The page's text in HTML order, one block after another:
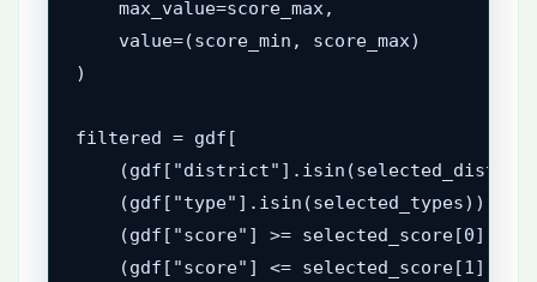
    max_value=score_max,
    value=(score_min, score_max)
)
filtered = gdf[
    (gdf["type"].isin(selected_types)) &
    (gdf["score"] >= selected_score[0]) &
    (gdf["score"] <= selected_score[1])